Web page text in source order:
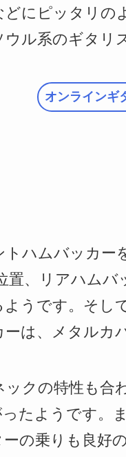
にピッタリの
ル系のギタリ
オンラインギ
トハムバッカ
置、リアハムバ
うです。そし
は、メタルカ
クの特性も合
たようです。
の乗りも良好